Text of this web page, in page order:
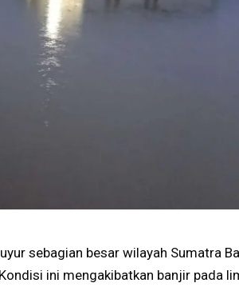
sebagian besar wilayah Sumatra
ini mengakibatkan banjir pada